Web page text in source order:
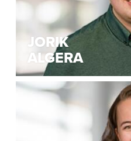
JORIK
ALGERA